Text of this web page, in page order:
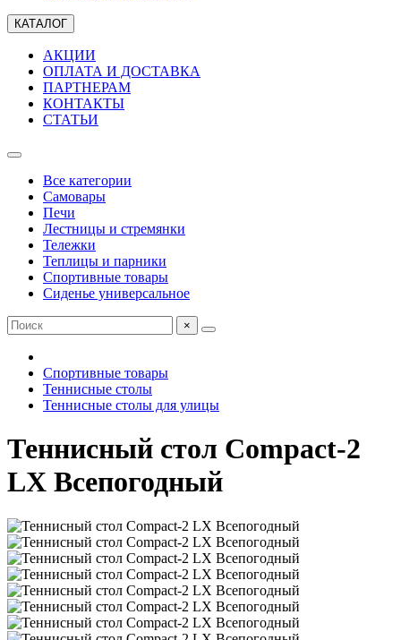
КАТАЛОГ
АКЦИИ
ОПЛАТА И ДОСТАВКА
ПАРТНЕРАМ
КОНТАКТЫ
СТАТЬИ
Все категории
Самовары
Печи
Лестницы и стремянки
Тележки
Теплицы и парники
Спортивные товары
Сиденье универсальное
×
Спортивные товары
Теннисные столы
Теннисные столы для улицы
Теннисный стол Compact-2
LX Всепогодный